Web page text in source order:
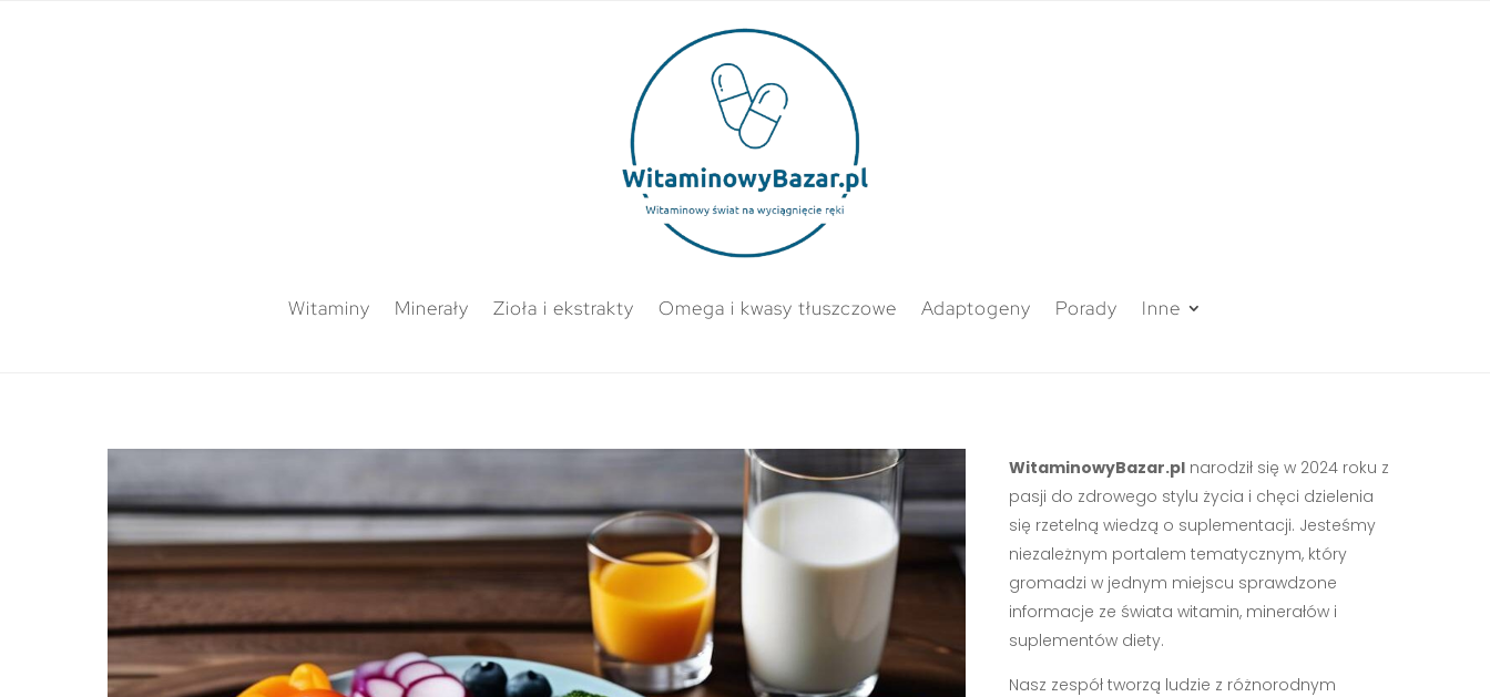
Witaminy Minerały Zioła i ekstrakty Omega i kwasy tłuszczowe Adaptogeny Porady Inne
WitaminowyBazar.plnarodził się w 2024 roku z
pasji do zdrowego stylu życia i chęci dzielenia
się rzetelną wiedzą o suplementacji. Jesteśmy
niezależnym portalem tematycznym, który
gromadzi w jednym miejscu sprawdzone
informacje ze świata witamin, minerałów i
suplementów diety.
Nasz zespół tworzą ludzie z różnorodnym